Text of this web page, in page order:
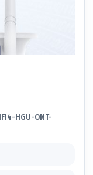
HGU-ONT-